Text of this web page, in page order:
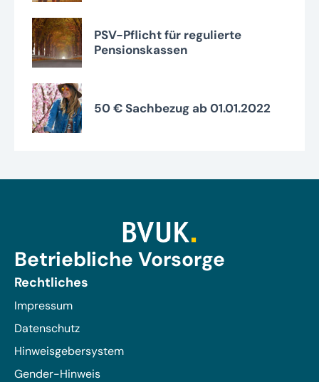
PSV-Pflicht für regulierte
Pensionskassen
50 € Sachbezug ab 01.01.2022
Betriebliche Vorsorge
Rechtliches
Impressum
Datenschutz
Hinweisgebersystem
Gender-Hinweis